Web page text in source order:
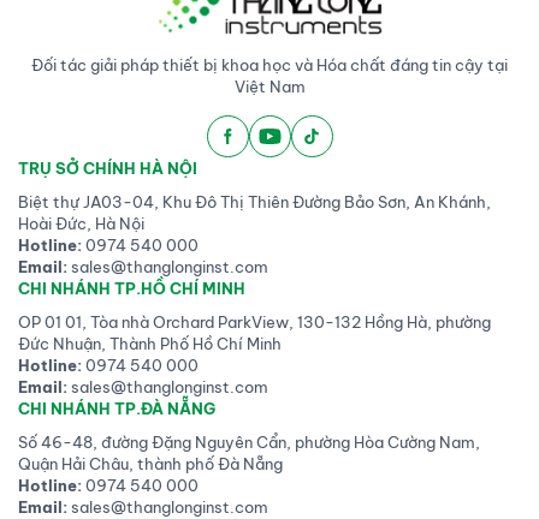
Đối tác giải pháp thiết bị khoa học và Hóa chất đáng tin cậy tại
Việt Nam
TRỤ SỞ CHÍNH HÀ NỘI
Biệt thự JA03-04, Khu Đô Thị Thiên Đường Bảo Sơn, An Khánh,
Hoài Đức, Hà Nội
Hotline:0974 540 000
Email:sales@thanglonginst.com
CHI NHÁNH TP.HỒ CHÍ MINH
OP 01 01, Tòa nhà Orchard ParkView, 130-132 Hồng Hà, phường
Đức Nhuận, Thành Phố Hồ Chí Minh
Hotline:0974 540 000
Email:sales@thanglonginst.com
CHI NHÁNH TP.ĐÀ NẴNG
Số 46-48, đường Đặng Nguyên Cẩn, phường Hòa Cường Nam,
Quận Hải Châu, thành phố Đà Nẵng
Hotline:0974 540 000
Email:sales@thanglonginst.com